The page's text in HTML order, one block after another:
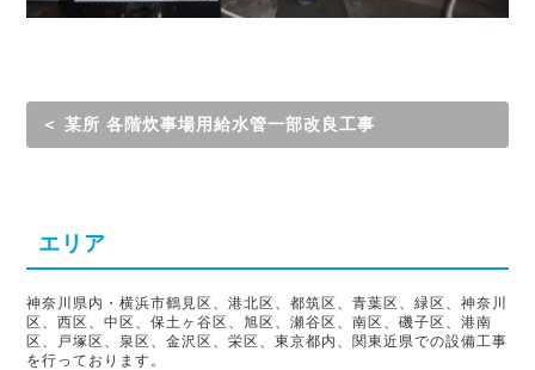
＜ 某所 各階炊事場用給水管一部改良工事
エリア
神奈川県内・横浜市鶴見区、港北区、都筑区、青葉区、緑区、神奈川
区、西区、中区、保土ヶ谷区、旭区、瀬谷区、南区、磯子区、港南
区、戸塚区、泉区、金沢区、栄区、東京都内、関東近県での設備工事
を行っております。